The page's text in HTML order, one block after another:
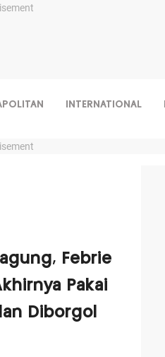
INTERNATIONAL
Febrie
Pakai
Diborgol